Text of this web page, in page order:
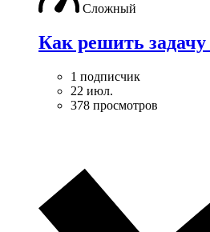
Сложный
Как решить задачу
1 подписчик
22 июл.
378 просмотров